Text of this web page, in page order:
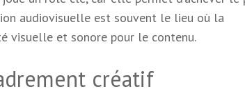
audiovisuelle est souvent le lieu où la
visuelle et sonore pour le contenu.
créatif